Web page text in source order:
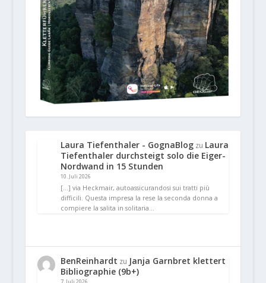
Laura Tiefenthaler - GognaBlogzu Laura
Tiefenthaler durchsteigt solo die Eiger-
Nordwand in 15 Stunden
10. Juli 2026
[…] via Heckmair, autoassicurandosi sui tratti più
difficili. Questa impresa la rese la seconda donna a
compiere la salita in solitaria…
BenReinhardt zu Janja Garnbret klettert
Bibliographie (9b+)
7. Juli 2026